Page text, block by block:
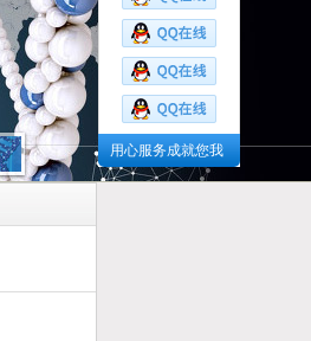
用心服务成就您我